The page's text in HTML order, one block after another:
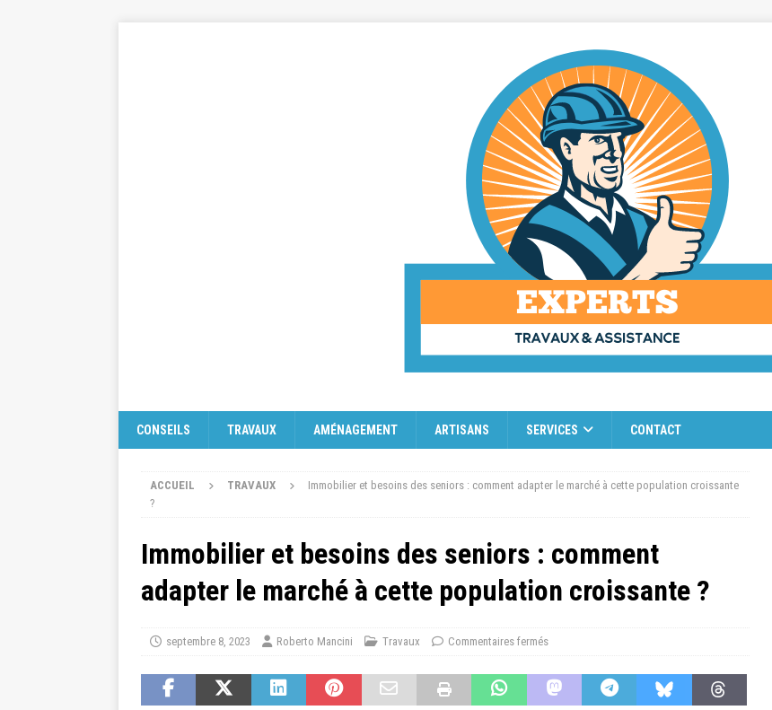
CONSEILS TRAVAUX AMÉNAGEMENT ARTISANS SERVICES CONTACT
ACCUEIL TRAVAUX
Immobilier et besoins des seniors : comment adapter le marché à cette population croissante
?
Immobilier et besoins des seniors : comment
adapter le marché à cette population croissante ?
septembre 8, 2023 Roberto Mancini Travaux Commentaires fermés